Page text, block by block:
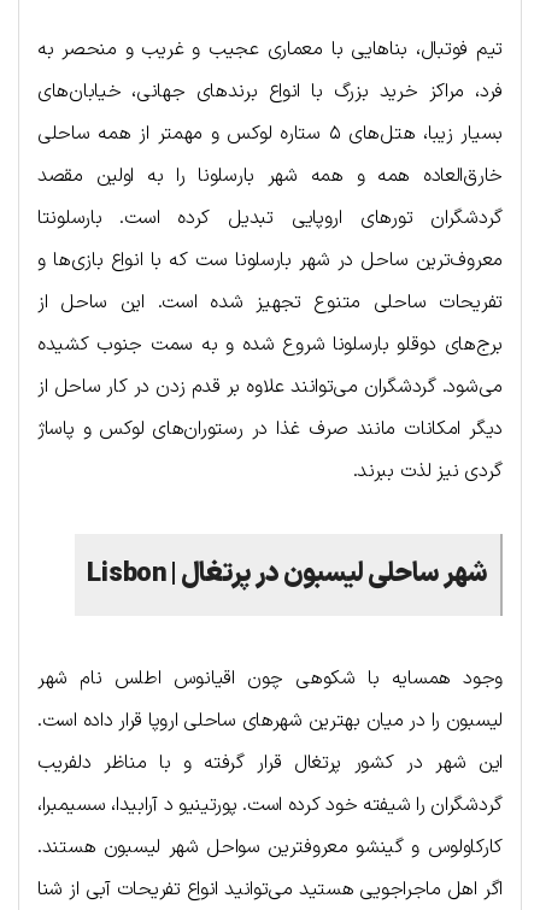
تیم فوتبال، بناهایی با معماری عجیب و غریب و منحصر به
فرد، مراکز خرید بزرگ با انواع برندهای جهانی، خیابان‌های
بسیار زیبا، هتل‌های ۵ ستاره لوکس و مهمتر از همه ساحلی
خارق‌العاده همه و همه شهر بارسلونا را به اولین مقصد
گردشگران تورهای اروپایی تبدیل کرده است. بارسلونتا
معروف‌ترین ساحل در شهر بارسلونا ست که با انواع بازی‌ها و
تفریحات ساحلی متنوع تجهیز شده است. این ساحل از
برج‌های دوقلو بارسلونا شروع شده و به سمت جنوب کشیده
می‌شود. گردشگران می‌توانند علاوه بر قدم زدن در کار ساحل از
دیگر امکانات مانند صرف غذا در رستوران‌های لوکس و پاساژ
گردی نیز لذت ببرند.
شهر ساحلی لیسبون در پرتغال | Lisbon
وجود همسایه با شکوهی چون اقیانوس اطلس نام شهر
لیسبون را در میان بهترین شهرهای ساحلی اروپا قرار داده است.
این شهر در کشور پرتغال قرار گرفته و با مناظر دلفریب
گردشگران را شیفته خود کرده است. پورتینیو د آرابیدا، سسیمبرا،
کارکاولوس و گینشو معروفترین سواحل شهر لیسبون هستند.
اگر اهل ماجراجویی هستید می‌توانید انواع تفریحات آبی از شنا